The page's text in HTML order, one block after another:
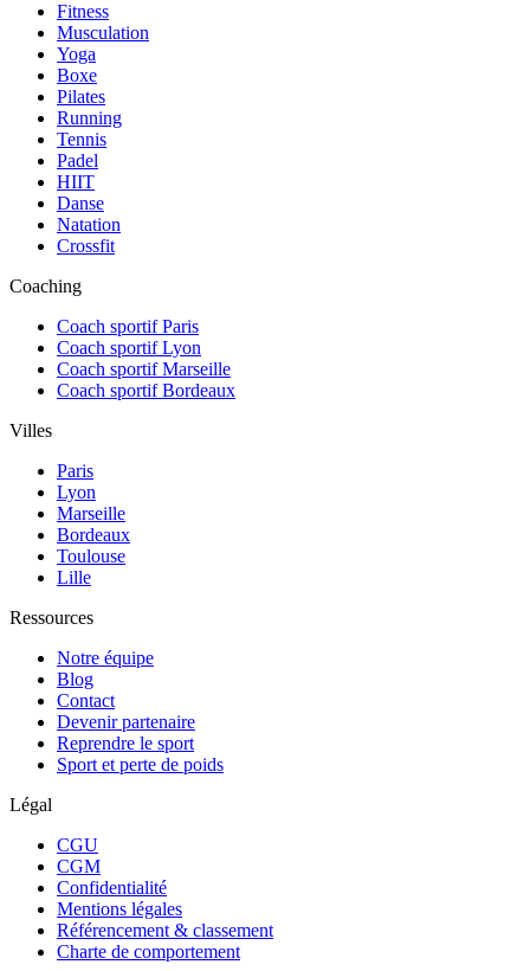
Fitness
Musculation
Yoga
Boxe
Pilates
Running
Tennis
Padel
HIIT
Danse
Natation
Crossfit
Coaching
Coach sportif Paris
Coach sportif Lyon
Coach sportif Marseille
Coach sportif Bordeaux
Villes
Paris
Lyon
Marseille
Bordeaux
Toulouse
Lille
Ressources
Notre équipe
Blog
Contact
Devenir partenaire
Reprendre le sport
Sport et perte de poids
Légal
CGU
CGM
Confidentialité
Mentions légales
Référencement & classement
Charte de comportement